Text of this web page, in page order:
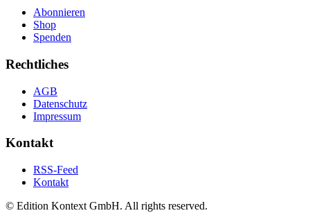
Abonnieren
Shop
Spenden
Rechtliches
AGB
Datenschutz
Impressum
Kontakt
RSS-Feed
Kontakt
© Edition Kontext GmbH. All rights reserved.